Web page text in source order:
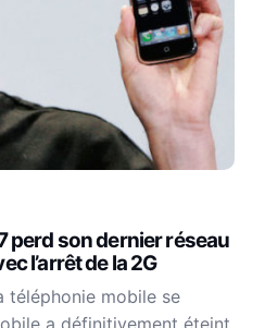
perd son dernier réseau
l’arrêt de la 2G
téléphonie mobile se